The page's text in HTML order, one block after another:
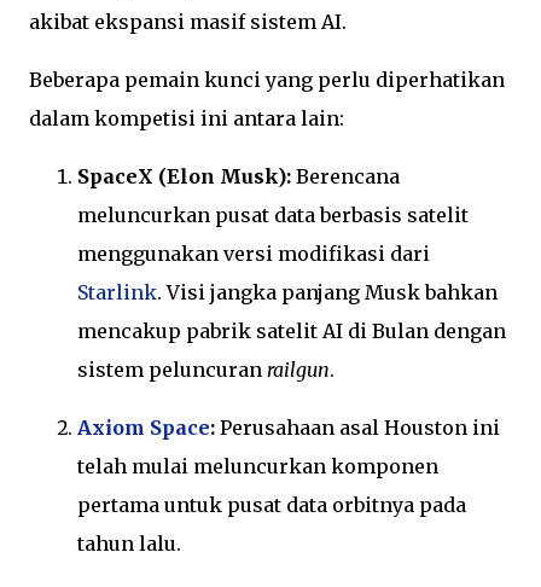
akibat ekspansi masif sistem AI.
Beberapa pemain kunci yang perlu diperhatikan
dalam kompetisi ini antara lain:
SpaceX (Elon Musk): Berencana
meluncurkan pusat data berbasis satelit
menggunakan versi modifikasi dari
Starlink. Visi jangka panjang Musk bahkan
mencakup pabrik satelit AI di Bulan dengan
sistem peluncuran railgun.
Axiom Space: Perusahaan asal Houston ini
telah mulai meluncurkan komponen
pertama untuk pusat data orbitnya pada
tahun lalu.